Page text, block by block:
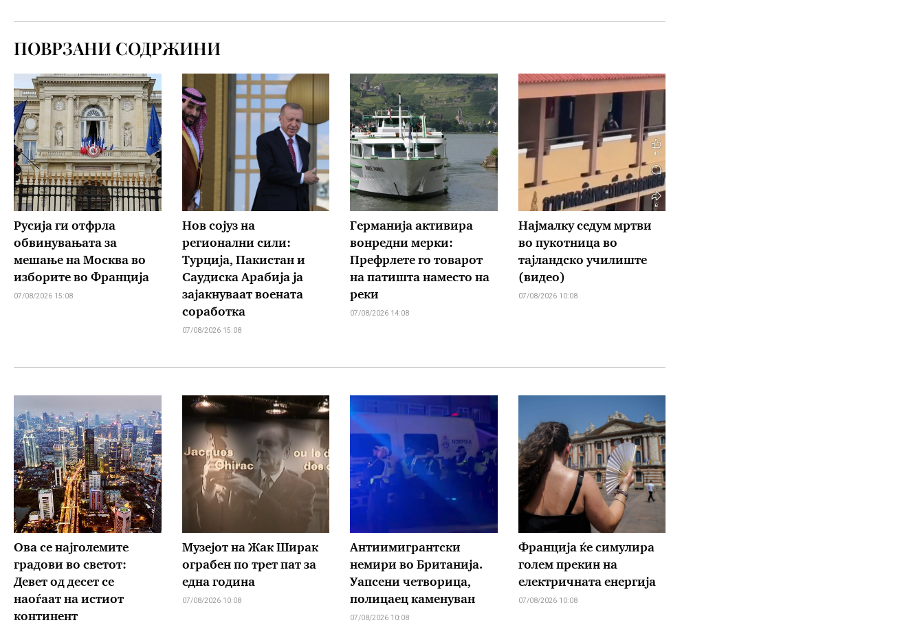
ПОВРЗАНИ СОДРЖИНИ
Русија ги отфрла
обвинувањата за
мешање на Москва во
изборите во Франција
07/08/2026 15:08
Нов сојуз на
регионални сили:
Турција, Пакистан и
Саудиска Арабија ја
зајакнуваат воената
соработка
07/08/2026 15:08
Германија активира
вонредни мерки:
Префрлете го товарот
на патишта наместо на
реки
07/08/2026 14:08
Најмалку седум мртви
во пукотница во
тајландско училиште
(видео)
07/08/2026 10:08
Ова се најголемите
градови во светот:
Девет од десет се
наоѓаат на истиот
континент
Музејот на Жак Ширак
ограбен по трет пат за
една година
07/08/2026 10:08
Антиимигрантски
немири во Британија.
Уапсени четворица,
полицаец каменуван
07/08/2026 10:08
Франција ќе симулира
голем прекин на
електричната енергија
07/08/2026 10:08